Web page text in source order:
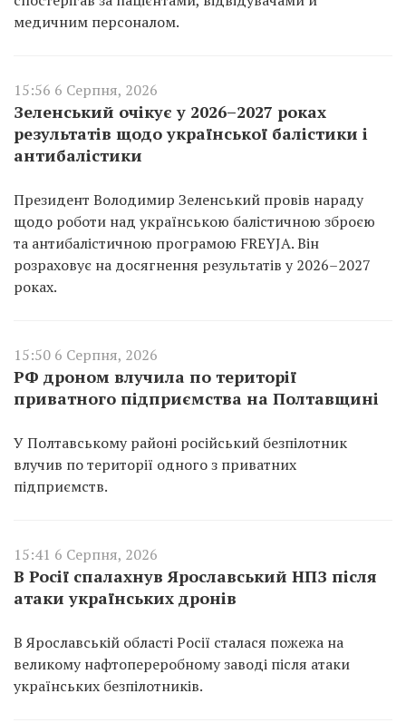
медичним персоналом.
15:56 6 Серпня, 2026
Зеленський очікує у 2026–2027 роках
результатів щодо української балістики і
антибалістики
Президент Володимир Зеленський провів нараду
щодо роботи над українською балістичною зброєю
та антибалістичною програмою FREYJA. Він
розраховує на досягнення результатів у 2026–2027
роках.
15:50 6 Серпня, 2026
РФ дроном влучила по території
приватного підприємства на Полтавщині
У Полтавському районі російський безпілотник
влучив по території одного з приватних
підприємств.
15:41 6 Серпня, 2026
В Росії спалахнув Ярославський НПЗ після
атаки українських дронів
В Ярославській області Росії сталася пожежа на
великому нафтопереробному заводі після атаки
українських безпілотників.